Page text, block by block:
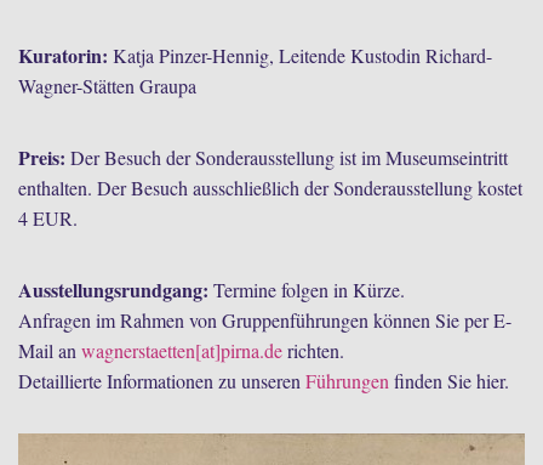
Kuratorin: Katja Pinzer-Hennig, Leitende Kustodin Richard-
Wagner-Stätten Graupa
Preis: Der Besuch der Sonderausstellung ist im Museumseintritt
enthalten. Der Besuch ausschließlich der Sonderausstellung kostet
4 EUR.
Ausstellungsrundgang: Termine folgen in Kürze.
Anfragen im Rahmen von Gruppenführungen können Sie per E-
Mail an wagnerstaetten[at]pirna.derichten.
Detaillierte Informationen zu unseren Führungen finden Sie hier.